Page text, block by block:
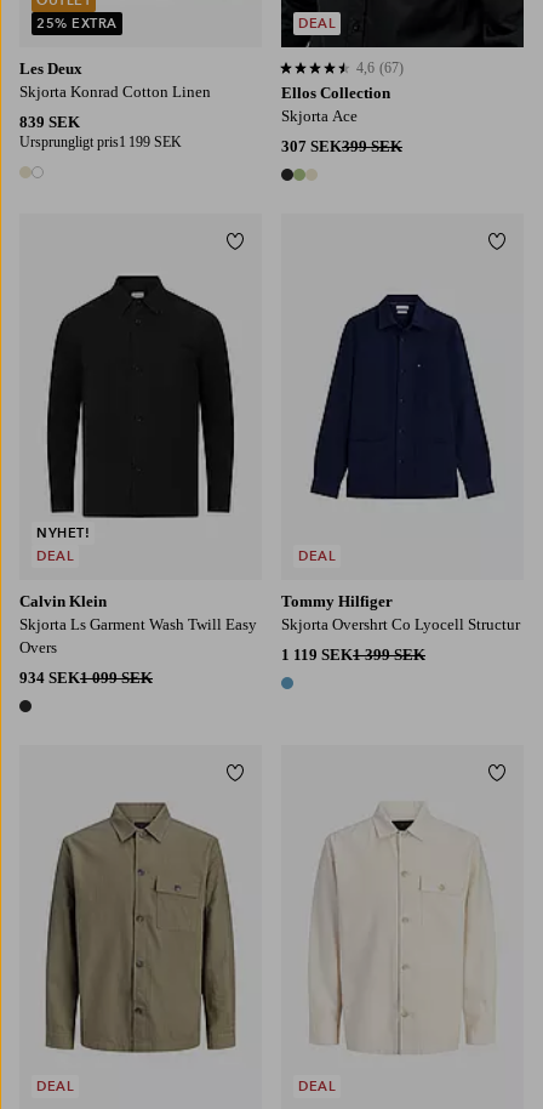
Les Deux
Skjorta Konrad Cotton Linen
839 SEK
Ursprungligt pris1 199 SEK
2 färger
25% EXTRA
Ellos Collection
Skjorta Ace
307 SEK399 SEK
3 färger
4,6 baserat på 67 st betyg
4,6 (67)
DEAL
Calvin Klein
Skjorta Ls Garment Wash Twill Easy
Overs
934 SEK1 099 SEK
1 färg
NYHET!
DEAL
Lägg till i favoriter
Tommy Hilfiger
Skjorta Overshrt Co Lyocell Structur
1 119 SEK1 399 SEK
1 färg
DEAL
DEAL
Lägg till i favoriter
2XL
DEAL